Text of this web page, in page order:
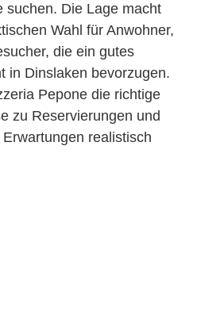
suchen. Die Lage macht
Wahl für Anwohner,
die ein gutes
in Dinslaken bevorzugen.
Pepone die richtige
zu Reservierungen und
realistisch